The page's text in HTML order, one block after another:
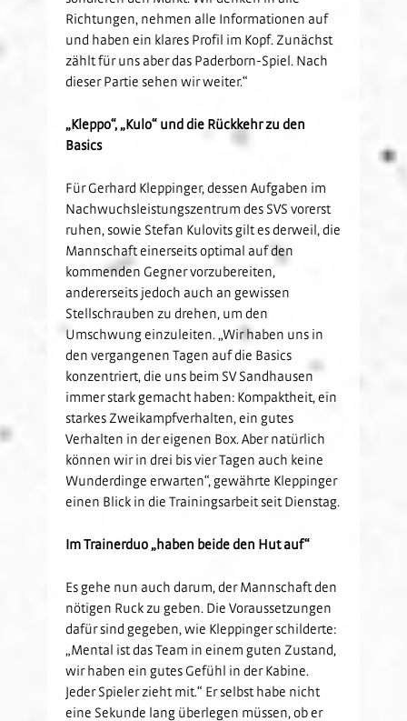
Richtungen, nehmen alle Informationen auf
und haben ein klares Profil im Kopf. Zunächst
zählt für uns aber das Paderborn-Spiel. Nach
dieser Partie sehen wir weiter.“
„Kleppo“, „Kulo“ und die Rückkehr zu den
Basics
Für Gerhard Kleppinger, dessen Aufgaben im
Nachwuchsleistungszentrum des SVS vorerst
ruhen, sowie Stefan Kulovits gilt es derweil, die
Mannschaft einerseits optimal auf den
kommenden Gegner vorzubereiten,
andererseits jedoch auch an gewissen
Stellschrauben zu drehen, um den
Umschwung einzuleiten. „Wir haben uns in
den vergangenen Tagen auf die Basics
konzentriert, die uns beim SV Sandhausen
immer stark gemacht haben: Kompaktheit, ein
starkes Zweikampfverhalten, ein gutes
Verhalten in der eigenen Box. Aber natürlich
können wir in drei bis vier Tagen auch keine
Wunderdinge erwarten“, gewährte Kleppinger
einen Blick in die Trainingsarbeit seit Dienstag.
Im Trainerduo „haben beide den Hut auf“
Es gehe nun auch darum, der Mannschaft den
nötigen Ruck zu geben. Die Voraussetzungen
dafür sind gegeben, wie Kleppinger schilderte:
„Mental ist das Team in einem guten Zustand,
wir haben ein gutes Gefühl in der Kabine.
Jeder Spieler zieht mit.“ Er selbst habe nicht
eine Sekunde lang überlegen müssen, ob er